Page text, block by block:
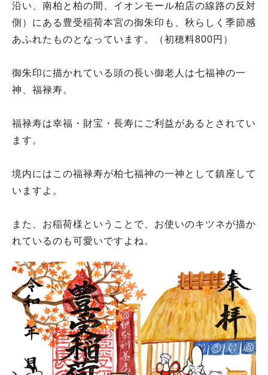
沿い、南柏と柏の間、イオンモール柏店の線路の反対
側）にある豊受稲荷本宮の御朱印も、秋らしく季節感
あふれたものとなっています。（初穂料800円）
御朱印に描かれている頭の長い御老人は七福神の一
神、福禄寿。
福禄寿は幸福・財宝・長寿にご利益があるとされてい
ます。
境内にはこの福禄寿が柏七福神の一神として鎮座して
いますよ。
また、お稲荷様ということで、お使いのキツネが描か
れているのも可愛いですよね。